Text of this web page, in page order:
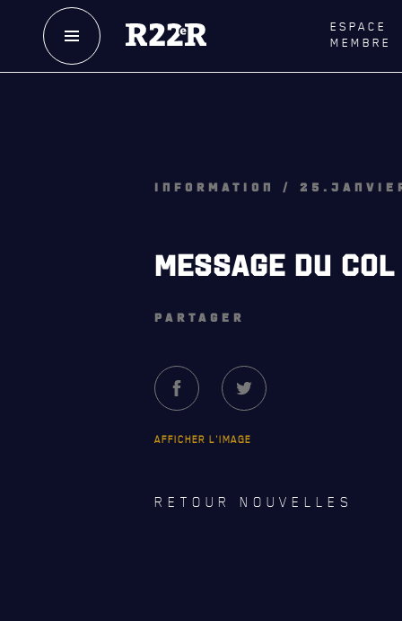
ESPACE
MEMBRE
ANCIENS COMMANDANTS ET
RETOUR NOUVELLES
INFORMATION /
MESSAGE DU
PARTAGER
AFFICHER L'IMAGE